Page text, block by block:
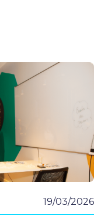
19/03/2026